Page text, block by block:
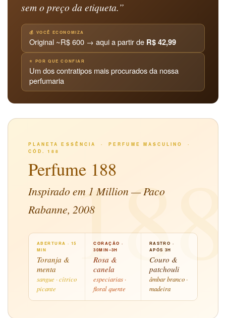
sem o preço da etiqueta.”
💰 VOCÊ ECONOMIZA
Original ~R$ 600 → aqui a partir de R$ 42,99
⭐ POR QUE CONFIAR
Um dos contratipos mais procurados da nossa
perfumaria
PLANETA ESSÊNCIA · PERFUME MASCULINO ·
CÓD. 188
Perfume 188
Inspirado em 1 Million — Paco
Rabanne, 2008
ABERTURA · 15
MIN
Toranja &
menta
sangue · cítrico
picante
CORAÇÃO ·
30MIN–3H
Rosa &
canela
especiarias ·
floral quente
RASTRO ·
APÓS 3H
Couro &
patchouli
âmbar branco ·
madeira